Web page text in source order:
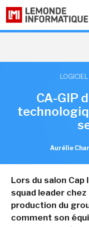
LOGICIEL
CA-GIP
Aurélie
Lors du salon Cap
squad leader
production du
comment son